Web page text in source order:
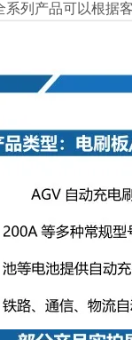
系列产品可以根据